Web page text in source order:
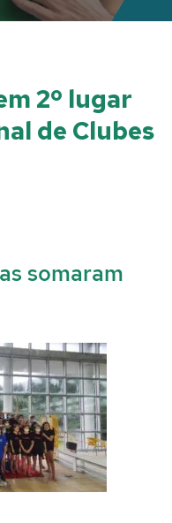
2º lugar
de Clubes
somaram